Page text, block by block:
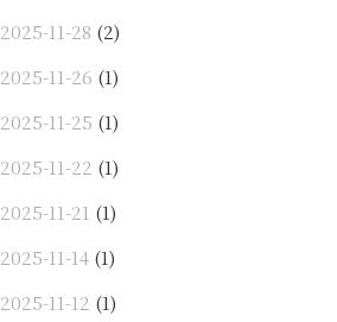
2025-11-28 (2)
2025-11-26 (1)
2025-11-25 (1)
2025-11-22 (1)
2025-11-21 (1)
2025-11-14 (1)
2025-11-12 (1)